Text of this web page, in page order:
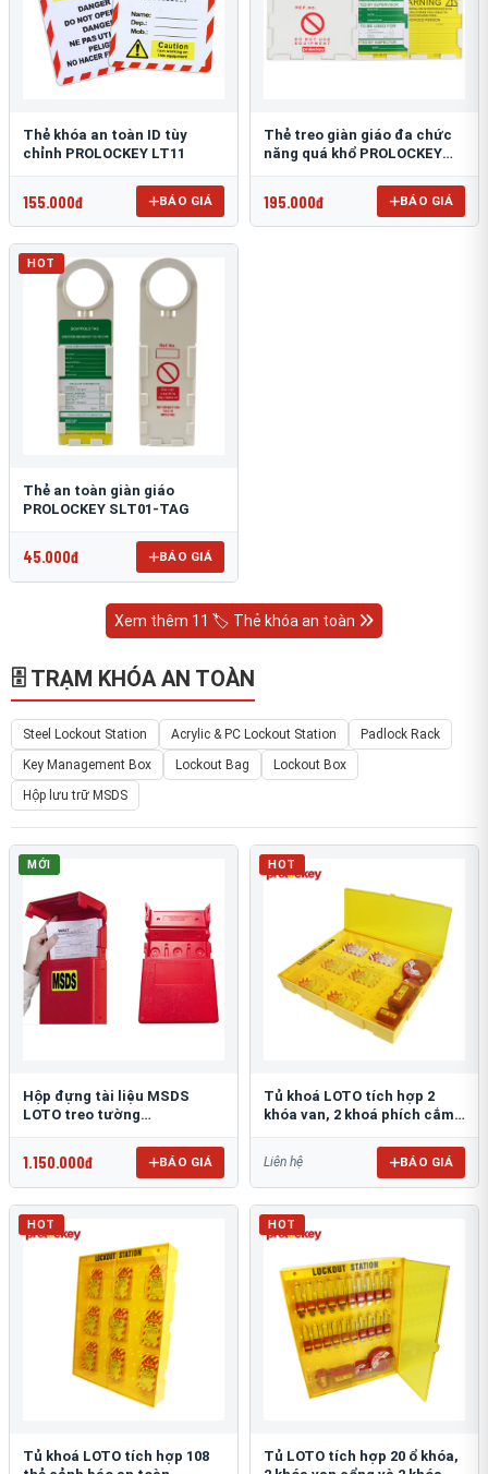
Thẻ khóa an toàn ID tùy
chỉnh PROLOCKEY LT11
155.000đ BÁO GIÁ
Thẻ treo giàn giáo đa chức
năng quá khổ PROLOCKEY
195.000đ BÁO GIÁ
HOT
Thẻ an toàn giàn giáo
PROLOCKEY SLT01-TAG
45.000đ BÁO GIÁ
Xem thêm 11 🏷️ Thẻ khóa an toàn
🗄 TRẠM KHÓA AN TOÀN
Steel Lockout Station Acrylic & PC Lockout Station
Padlock Rack
Key Management Box
Lockout Bag
Lockout Box
Hộp lưu trữ MSDS
MỚI
Hộp đựng tài liệu MSDS
LOTO treo tường
1.150.000đ BÁO GIÁ
HOT
Tủ khoá LOTO tích hợp 2
khóa van, 2 khoá phích cắm
PROLOCKEY LG15
Liên hệ BÁO GIÁ
HOT
Tủ khoá LOTO tích hợp 108
HOT
Tủ LOTO tích hợp 20 ổ khóa,